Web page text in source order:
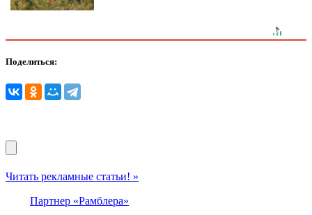
Поделиться:
Читать рекламные статьи! »
Партнер «Рамблера»